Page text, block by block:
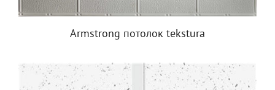
Armstrong потолок tekstura